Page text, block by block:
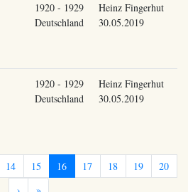
1920 - 1929
Deutschland
Heinz Fingerhut
30.05.2019
1920 - 1929
Deutschland
Heinz Fingerhut
30.05.2019
14 15 16 17 18 19
20
›
»